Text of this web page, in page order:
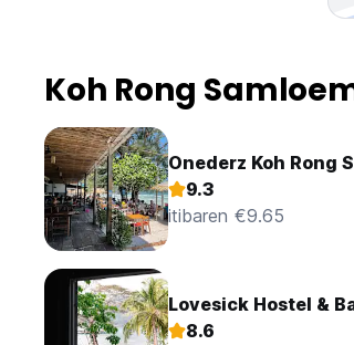
Koh Rong
Onederz Koh Rong
9.3
itibaren €9.65
Lovesick Hostel &
8.6